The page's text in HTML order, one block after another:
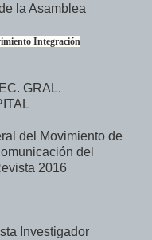
la Asamblea
Integración
GRAL.
del Movimiento de
del
2016
Investigador